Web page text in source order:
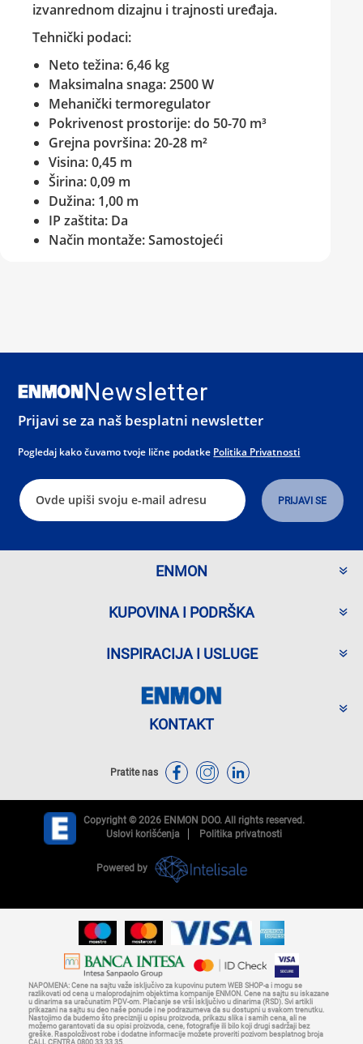
izvanrednom dizajnu i trajnosti uređaja.
Tehnički podaci:
Neto težina: 6,46 kg
Maksimalna snaga: 2500 W
Mehanički termoregulator
Pokrivenost prostorije: do 50-70 m³
Grejna površina: 20-28 m²
Visina: 0,45 m
Širina: 0,09 m
Dužina: 1,00 m
IP zaštita: Da
Način montaže: Samostojeći
Newsletter
Prijavi se za naš besplatni newsletter
Pogledaj kako čuvamo tvoje lične podatke Politika Privatnosti
ENMON
KUPOVINA I PODRŠKA
INSPIRACIJA I USLUGE
KONTAKT
Pratite nas
Copyright © 2026 ENMON DOO. All rights reserved.
Uslovi korišćenja
Politika privatnosti
Powered by
NAPOMENA: Cene na sajtu važe isključivo za kupovinu putem WEB SHOP-a i mogu se
razlikovati od cena u maloprodajnim objektima kompanije ENMON. Cene na sajtu su iskazane
u dinarima sa uračunatim PDV-om. Plaćanje se vrši isključivo u dinarima (RSD). Svi artikli
prikazani na sajtu su deo naše ponude i ne podrazumeva da su dostupni u svakom trenutku.
Nastojimo da budemo što precizniji u opisu proizvoda, prikazu slika i samih cena, ali ne
možemo garantovati da su opisi proizvoda, cene, fotografije ili bilo koji drugi sadržaji bez
greške. Raspoloživost robe i dodatne informacije možete proveriti pozivom besplatnog broja
CALL CENTRA 0800 33 33 35.